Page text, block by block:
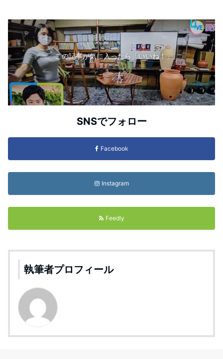
この記事が気に入ったら「いいね！」
SNSでフォロー
Facebook
Instagram
Feedly
執筆者プロフィール